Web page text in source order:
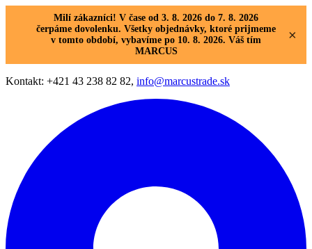
Milí zákazníci! V čase od 3. 8. 2026 do 7. 8. 2026
čerpáme dovolenku. Všetky objednávky, ktoré prijmeme
v tomto období, vybavíme po 10. 8. 2026. Váš tím
MARCUS
×
Kontakt: +421 43 238 82 82, info@marcustrade.sk